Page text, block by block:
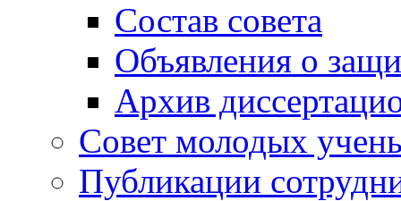
Состав совета
Объявления о
Архив
Совет молодых
Публикации